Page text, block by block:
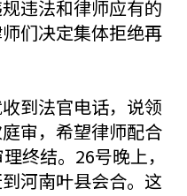
违法和律师应有的
们决定集体拒绝再
到法官电话，说领
审，希望律师配合
终结。26号晚上，
河南叶县会合。这